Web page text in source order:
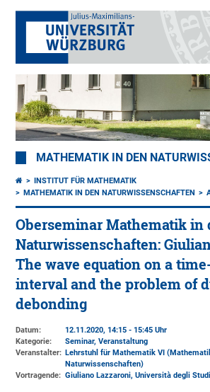
MATHEMATIK IN DEN
INSTITUT FÜR MATHEMATIK
MATHEMATIK IN DEN NATURWISSENSCHAFTEN
Oberseminar Mathematik in
Naturwissenschaften:
The wave equation on a
interval and the problem of
debonding
Datum:
12.11.2020, 14:15 - 15:45 Uhr
Kategorie:
Seminar, Veranstaltung
Veranstalter: Lehrstuhl für Mathematik VI
Naturwissenschaften)
Vortragende: Giuliano Lazzaroni, Università degli